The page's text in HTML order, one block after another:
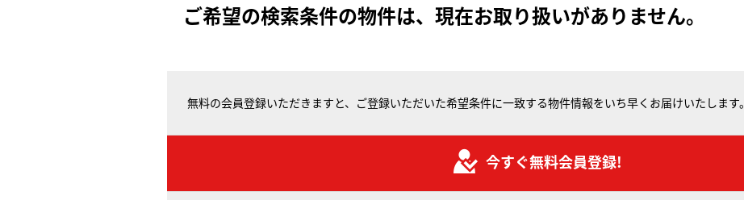
ご希望の検索条件の物件は、現在お取り扱いがありません。
無料の会員登録いただきますと、ご登録いただいた希望条件に一致する物件情報をいち早くお届けいたします。
今すぐ無料会員登録!